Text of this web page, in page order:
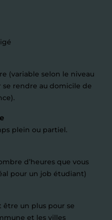
(variable selon le niveau
se rendre au domicile de
plein ou partiel.
d’heures que vous
pour un job étudiant)
être un plus pour se
et les villes